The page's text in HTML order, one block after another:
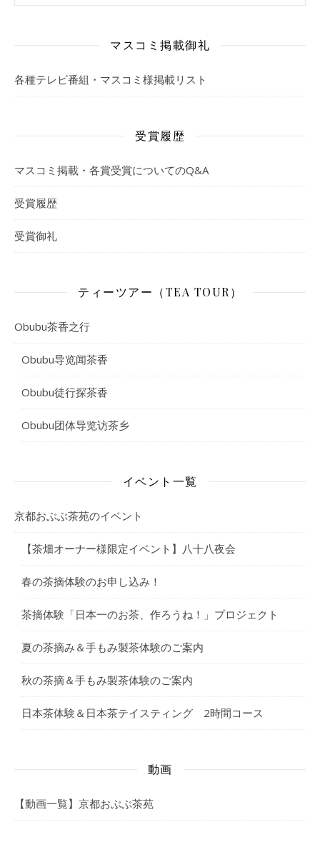
マスコミ掲載御礼
各種テレビ番組・マスコミ様掲載リスト
受賞履歴
マスコミ掲載・各賞受賞についてのQ&A
受賞履歴
受賞御礼
ティーツアー（TEA TOUR）
Obubu茶香之行
Obubu导览闻茶香
Obubu徒行探茶香
Obubu团体导览访茶乡
イベント一覧
京都おぶぶ茶苑のイベント
【茶畑オーナー様限定イベント】八十八夜会
春の茶摘体験のお申し込み！
茶摘体験「日本一のお茶、作ろうね！」プロジェクト
夏の茶摘み＆手もみ製茶体験のご案内
秋の茶摘＆手もみ製茶体験のご案内
日本茶体験＆日本茶テイスティング 2時間コース
動画
【動画一覧】京都おぶぶ茶苑